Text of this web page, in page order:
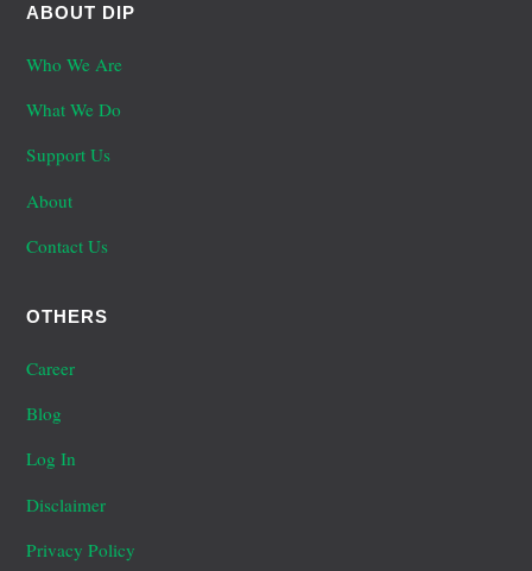
ABOUT DIP
Who We Are
What We Do
Support Us
About
Contact Us
OTHERS
Career
Blog
Log In
Disclaimer
Privacy Policy